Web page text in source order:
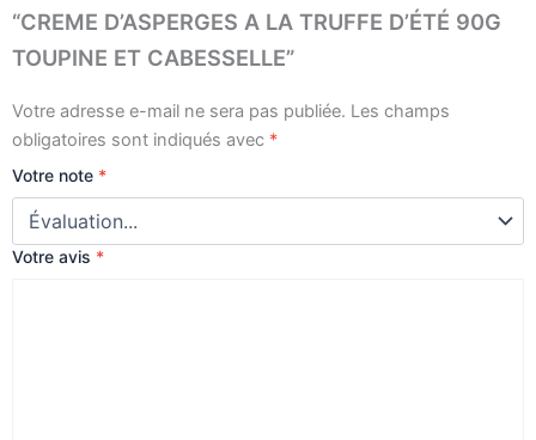
“CREME D’ASPERGES A LA TRUFFE D’ÉTÉ 90G
TOUPINE ET CABESSELLE”
Votre adresse e-mail ne sera pas publiée. Les champs
obligatoires sont indiqués avec *
Votre note *
Votre avis *